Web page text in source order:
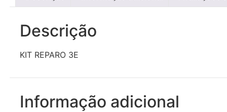
Descrição
KIT REPARO 3E
Informação adicional